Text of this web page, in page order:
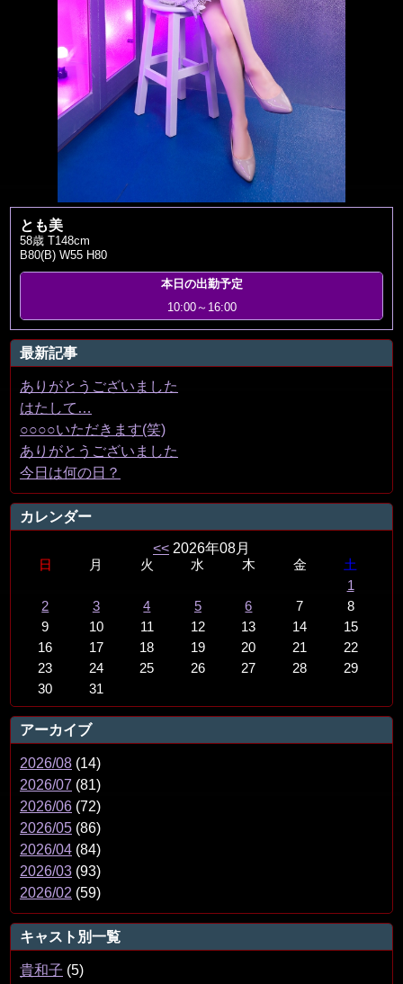
とも美
58歳 T148cm
B80(B) W55 H80
本日の出勤予定
10:00～16:00
最新記事
ありがとうございました
はたして…
○○○○いただきます(笑)
ありがとうございました
今日は何の日？
カレンダー
<< 2026年08月
日 月 火 水 木 金
土
1
2
3 4 5 6 7
8
9
10 11 12 13 14
15
16
17 18 19 20 21
22
23
24 25 26 27 28
29
30
31
アーカイブ
2026/08 (14)
2026/07 (81)
2026/06 (72)
2026/05 (86)
2026/04 (84)
2026/03 (93)
2026/02 (59)
キャスト別一覧
貴和子 (5)